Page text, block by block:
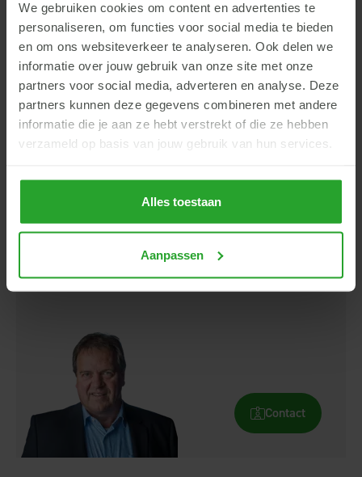
We gebruiken cookies om content en advertenties te
personaliseren, om functies voor social media te bieden
en om ons websiteverkeer te analyseren. Ook delen we
informatie over jouw gebruik van onze site met onze
partners voor social media, adverteren en analyse. Deze
partners kunnen deze gegevens combineren met andere
informatie die je aan ze hebt verstrekt of die ze hebben
verzameld op basis van jouw gebruik van hun services.
Alles toestaan
Aanpassen
varkens
Onze specialisten komen graag een kijkje bij je nemen.
Tijdens bedrijfsbegeleiding en stalbezoek nemen onze
specialisten biologisch varkens de resultaten met je door en
wordt er gekeken naar mogelijke verbeteringen. Waar nodig
wordt onze nutritionist ingeschakeld. Onze specialisten
kunnen je onder andere adviseren over voerstrategie,
Specialist varkens
Contact